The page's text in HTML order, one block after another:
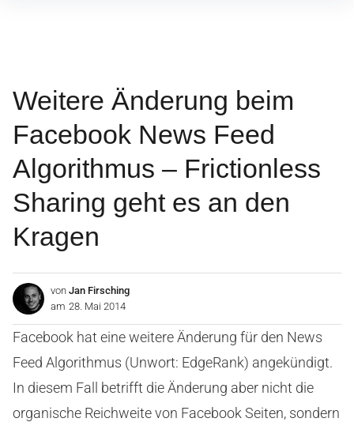
Weitere Änderung beim
Facebook News Feed
Algorithmus – Frictionless
Sharing geht es an den
Kragen
von Jan Firsching
am 28. Mai 2014
Facebook hat eine weitere Änderung für den News
Feed Algorithmus (Unwort: EdgeRank) angekündigt.
In diesem Fall betrifft die Änderung aber nicht die
organische Reichweite von Facebook Seiten, sondern